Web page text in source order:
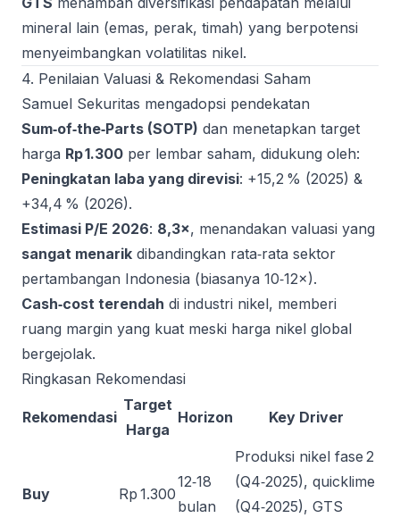
mineral lain (emas, perak, timah) yang berpotensi
menyeimbangkan volatilitas nikel.
4. Penilaian Valuasi & Rekomendasi Saham
Samuel Sekuritas mengadopsi pendekatan
Sum‑of‑the‑Parts (SOTP) dan menetapkan target
harga Rp 1.300 per lembar saham, didukung oleh:
Peningkatan laba yang direvisi: +15,2 % (2025) &
+34,4 % (2026).
Estimasi P/E 2026: 8,3×, menandakan valuasi yang
sangat menarik dibandingkan rata‑rata sektor
pertambangan Indonesia (biasanya 10‑12×).
Cash‑cost terendah di industri nikel, memberi
ruang margin yang kuat meski harga nikel global
bergejolak.
Ringkasan Rekomendasi
Rekomendasi
Target
Harga
Horizon Key Driver
Buy Rp 1.300
12‑18
bulan
Produksi nikel fase 2
(Q4‑2025), quicklime
(Q4‑2025), GTS